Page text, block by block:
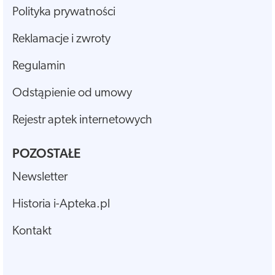
Polityka prywatności
Reklamacje i zwroty
Regulamin
Odstąpienie od umowy
Rejestr aptek internetowych
POZOSTAŁE
Newsletter
Historia i-Apteka.pl
Kontakt